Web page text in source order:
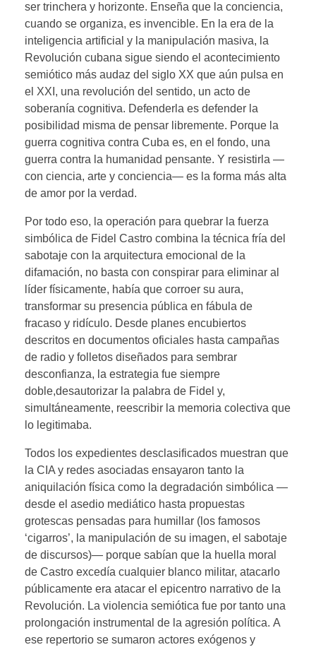
ser trinchera y horizonte. Enseña que la conciencia,
cuando se organiza, es invencible. En la era de la
inteligencia artificial y la manipulación masiva, la
Revolución cubana sigue siendo el acontecimiento
semiótico más audaz del siglo XX que aún pulsa en
el XXI, una revolución del sentido, un acto de
soberanía cognitiva. Defenderla es defender la
posibilidad misma de pensar libremente. Porque la
guerra cognitiva contra Cuba es, en el fondo, una
guerra contra la humanidad pensante. Y resistirla —
con ciencia, arte y conciencia— es la forma más alta
de amor por la verdad.
Por todo eso, la operación para quebrar la fuerza
simbólica de Fidel Castro combina la técnica fría del
sabotaje con la arquitectura emocional de la
difamación, no basta con conspirar para eliminar al
líder físicamente, había que corroer su aura,
transformar su presencia pública en fábula de
fracaso y ridículo. Desde planes encubiertos
descritos en documentos oficiales hasta campañas
de radio y folletos diseñados para sembrar
desconfianza, la estrategia fue siempre
doble,desautorizar la palabra de Fidel y,
simultáneamente, reescribir la memoria colectiva que
lo legitimaba.
Todos los expedientes desclasificados muestran que
la CIA y redes asociadas ensayaron tanto la
aniquilación física como la degradación simbólica —
desde el asedio mediático hasta propuestas
grotescas pensadas para humillar (los famosos
‘cigarros’, la manipulación de su imagen, el sabotaje
de discursos)— porque sabían que la huella moral
de Castro excedía cualquier blanco militar, atacarlo
públicamente era atacar el epicentro narrativo de la
Revolución. La violencia semiótica fue por tanto una
prolongación instrumental de la agresión política. A
ese repertorio se sumaron actores exógenos y